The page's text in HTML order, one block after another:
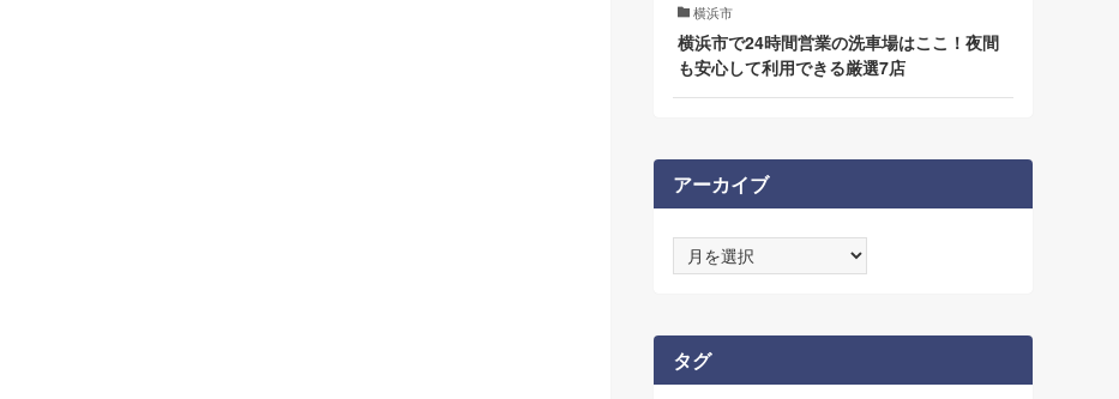
横浜市
横浜市で24時間営業の洗車場はここ！夜間
も安心して利用できる厳選7店
アーカイブ
ー
ブ
タグ